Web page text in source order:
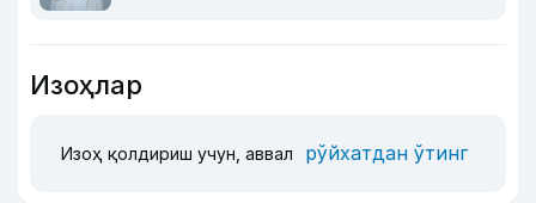
Изоҳлар
Изоҳ қолдириш учун, аввал рўйхатдан ўтинг